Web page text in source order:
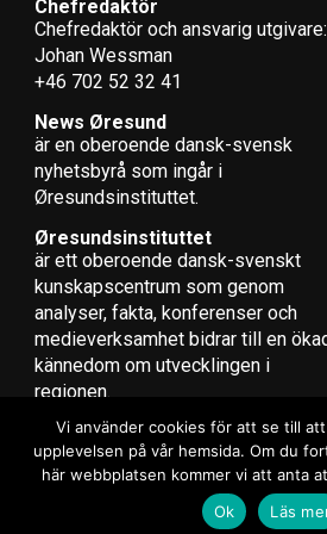
Svenska Öresundspendlare och
vinnare när svenska kronans värde
Chefredaktör
Chefredaktör och ansvarig utgivare:
Johan Wessman
+46 702 52 32 41
News Øresund
är en oberoende dansk-svensk
nyhets­byrå som ingår i
Øresundsinstituttet.
Øresundsinstituttet
är ett oberoende dansk-svenskt
kunskapscentrum som genom
analyser, fakta, konferenser och
medieverksamhet bidrar till en
kännedom om utvecklingen i
regionen.
Copyright © 2017 Zox News Theme. Theme
by WordPress.
Vi använder cookies för att se till
upplevelsen på vår hemsida. Om du
här webbplatsen kommer vi att anta
Ok
Läs